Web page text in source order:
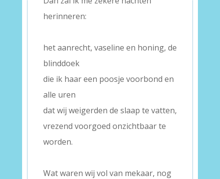
herinneren:
het aanrecht, vaseline en honing, de
blinddoek
die ik haar een poosje voorbond en
alle uren
dat wij weigerden de slaap te vatten,
vrezend voorgoed onzichtbaar te
worden.
Wat waren wij vol van mekaar, nog